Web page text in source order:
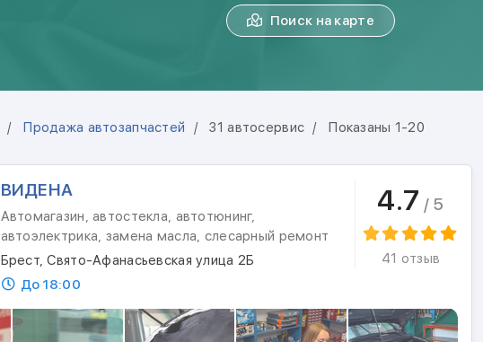
Поиск на карте
Продажа автозапчастей 31 автосервис Показаны 1-20
ВИДЕНА
Автомагазин, автостекла, автотюнинг,
автоэлектрика, замена масла, слесарный ремонт
Брест, Свято-Афанасьевская улица 2Б
До 18:00
4.7 / 5
41 отзыв